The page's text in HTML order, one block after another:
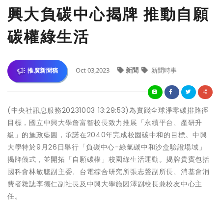
興大負碳中心揭牌 推動自願
碳權綠生活
推廣新聞稿 Oct 03,2023 新聞 新聞時事
(中央社訊息服務20231003 13:29:53)為實踐全球淨零碳排路徑
目標，國立中興大學詹富智校長致力推展「永續平台、產研升
級」的施政藍圖，承諾在2040年完成校園碳中和的目標。中興
大學特於9月26日舉行「負碳中心-綠氫碳中和沙盒驗證場域」
揭牌儀式，並開拓「自願碳權」校園綠生活運動。揭牌貴賓包括
國科會林敏聰副主委、台電綜合研究所張志聲副所長、消基會消
費者雜誌李德仁副社長及中興大學施因澤副校長兼校友中心主
任。